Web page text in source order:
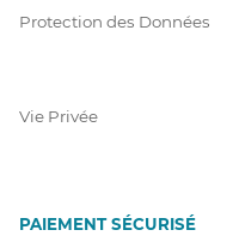
Protection des Données
Vie Privée
PAIEMENT SÉCURISÉ